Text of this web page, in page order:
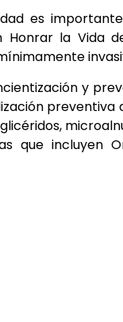
es
Honrar la Vida
y
preventiva
que incluyen